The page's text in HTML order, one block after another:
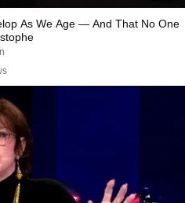
As We Age — And That No One